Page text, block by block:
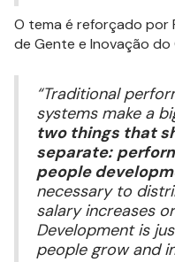
O tema é reforçado por
de Gente e Inovação do
“Traditional
systems make a
two things that
separate:
people
necessary to
salary increases
Development is
people grow and